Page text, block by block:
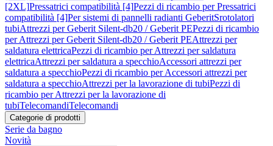
[2XL]Pressatrici compatibilità [4]Pezzi di ricambio per Pressatrici
compatibilità [4]Per sistemi di pannelli radianti GeberitSrotolatori
tubiAttrezzi per Geberit Silent-db20 / Geberit PEPezzi di ricambio
per Attrezzi per Geberit Silent-db20 / Geberit PEAttrezzi per
saldatura elettricaPezzi di ricambio per Attrezzi per saldatura
elettricaAttrezzi per saldatura a specchioAccessori attrezzi per
saldatura a specchioPezzi di ricambio per Accessori attrezzi per
saldatura a specchioAttrezzi per la lavorazione di tubiPezzi di
ricambio per Attrezzi per la lavorazione di
tubiTelecomandiTelecomandi
Categorie di prodotti
Serie da bagno
Novità